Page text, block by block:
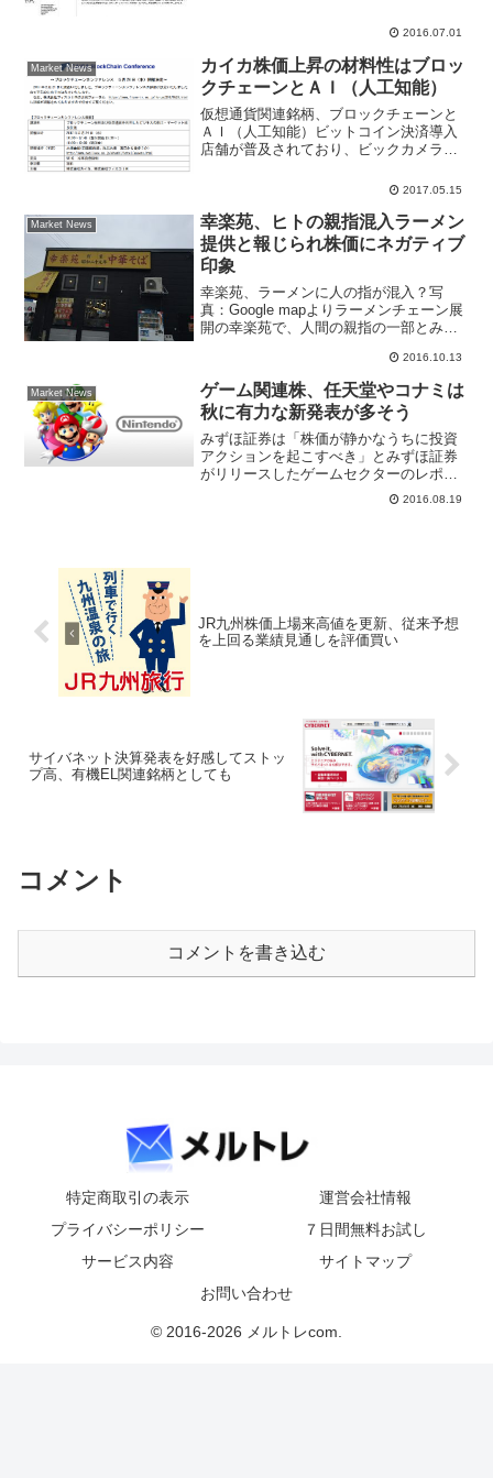
い気配となっている。同社はＩＴ技術者
を派遣してシステム運用を支援するサー
ビスを行っている...
2016.07.01
Market News
カイカ株価上昇の材料性はブロッ
クチェーンとＡＩ（人工知能）
仮想通貨関連銘柄、ブロックチェーンと
ＡＩ（人工知能）ビットコイン決済導入
店舗が普及されており、ビックカメラと
店の２店舗でビットコイン決済を開始す
のが「フィンテック、ブロ...
2017.05.15
Market News
幸楽苑、ヒトの親指混入ラーメン
提供と報じられ株価にネガティブ
印象
幸楽苑、ラーメンに人の指が混入？写
真：Google mapよりラーメンチェーン展
開の幸楽苑で、人間の親指の一部とみら
供してたことがわかり、会社側は「再発
防止を図っていく」とコメントしたこと
が朝日新聞デジタ...
2016.10.13
Market News
ゲーム関連株、任天堂やコナミは
秋に有力な新発表が多そう
みずほ証券は「株価が静かなうちに投資
アクションを起こすべき」とみずほ証券
がリリースしたゲームセクターのレポー
トでは、多くのゲームイベントが開催さ
れる季節を迎え、ニュースフローがセク
2016.08.19
JR九州株価上場来高値を更新、従来予想
を上回る業績見通しを評価買い
サイバネット決算発表を好感してストッ
プ高、有機EL関連銘柄としても
コメント
コメントを書き込む
特定商取引の表示
運営会社情報
プライバシーポリシー
７日間無料お試し
サービス内容
サイトマップ
お問い合わせ
© 2016-2026 メルトレcom.